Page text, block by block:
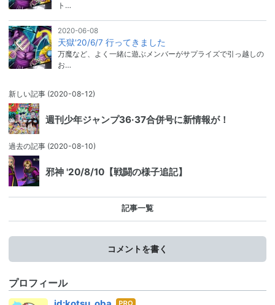
ト…
2020-06-08
天獄'20/6/7 行ってきました
万魔など、よく一緒に遊ぶメンバーがサプライズで引っ越しの
お…
新しい記事 (2020-08-12)
週刊少年ジャンプ36·37合併号に新情報が！
過去の記事 (2020-08-10)
邪神 '20/8/10【戦闘の様子追記】
記事一覧
コメントを書く
プロフィール